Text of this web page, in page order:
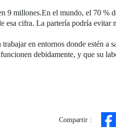
9 millones.En el mundo, el 70 %
cifra. La partería podría evitar
en entornos donde estén a
debidamente, y que su
Compartir :